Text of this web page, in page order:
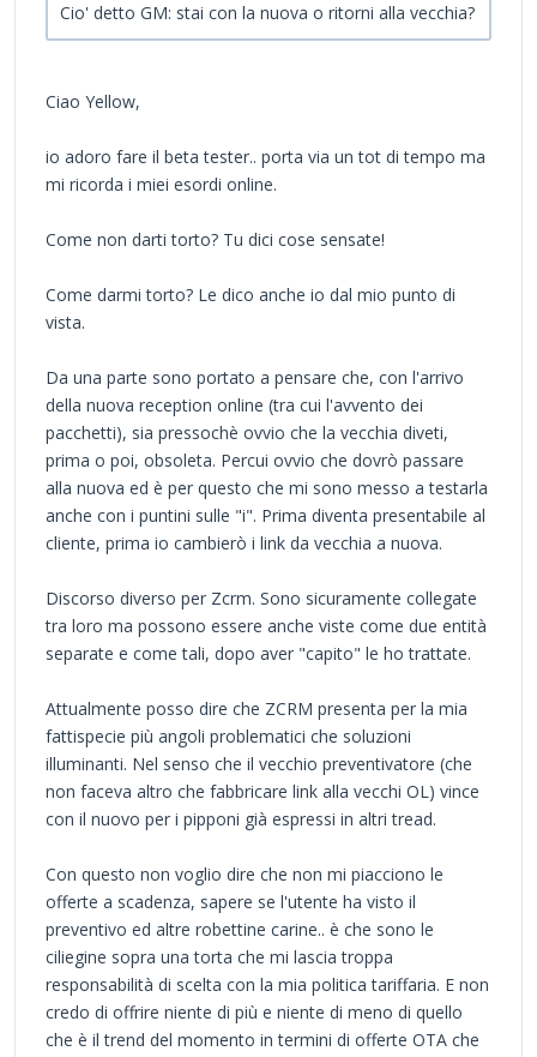
Cio' detto GM: stai con la nuova o ritorni alla vecchia?
Ciao Yellow,
io adoro fare il beta tester.. porta via un tot di tempo ma
mi ricorda i miei esordi online.
Come non darti torto? Tu dici cose sensate!
Come darmi torto? Le dico anche io dal mio punto di
vista.
Da una parte sono portato a pensare che, con l'arrivo
della nuova reception online (tra cui l'avvento dei
pacchetti), sia pressochè ovvio che la vecchia diveti,
prima o poi, obsoleta. Percui ovvio che dovrò passare
alla nuova ed è per questo che mi sono messo a testarla
anche con i puntini sulle "i". Prima diventa presentabile al
cliente, prima io cambierò i link da vecchia a nuova.
Discorso diverso per Zcrm. Sono sicuramente collegate
tra loro ma possono essere anche viste come due entità
separate e come tali, dopo aver "capito" le ho trattate.
Attualmente posso dire che ZCRM presenta per la mia
fattispecie più angoli problematici che soluzioni
illuminanti. Nel senso che il vecchio preventivatore (che
non faceva altro che fabbricare link alla vecchi OL) vince
con il nuovo per i pipponi già espressi in altri tread.
Con questo non voglio dire che non mi piacciono le
offerte a scadenza, sapere se l'utente ha visto il
preventivo ed altre robettine carine.. è che sono le
ciliegine sopra una torta che mi lascia troppa
responsabilità di scelta con la mia politica tariffaria. E non
credo di offrire niente di più e niente di meno di quello
che è il trend del momento in termini di offerte OTA che